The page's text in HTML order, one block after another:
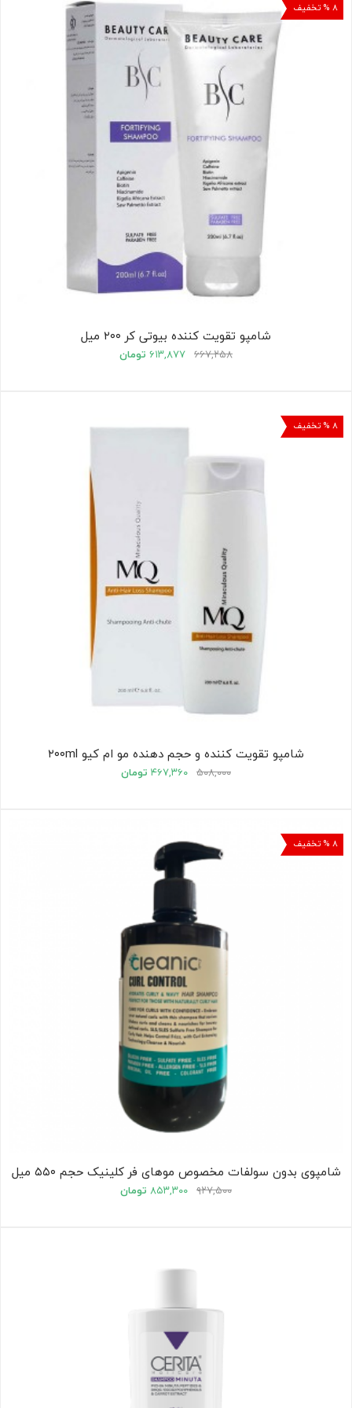
۸ % تخفیف
شامپو تقویت کننده بیوتی کر ۲۰۰ میل
۶۶۷,۲۵۸ ۶۱۳,۸۷۷ تومان
۸ % تخفیف
شامپو تقویت کننده و حجم دهنده مو ام کیو ۲۰۰ml
۵۰۸,۰۰۰ ۴۶۷,۳۶۰ تومان
۸ % تخفیف
شامپوی بدون سولفات مخصوص موهای فر کلینیک حجم ۵۵۰ میل
۹۲۷,۵۰۰ ۸۵۳,۳۰۰ تومان